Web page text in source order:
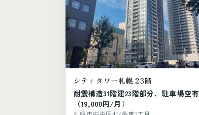
シティタワー札幌 23階
耐震構造31階建23階部分、駐車場空有
（19,000円/月）